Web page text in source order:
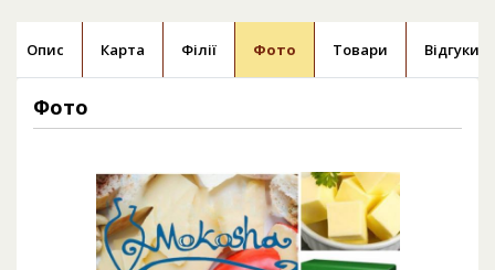
Опис Карта Філії Фото Товари Відгуки
Фото